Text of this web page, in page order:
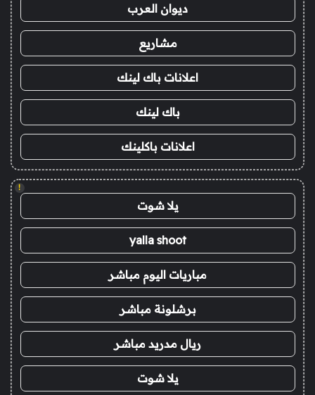
ديوان العرب
مشاريع
اعلانات باك لينك
باك لينك
اعلانات باكلينك
!
يلا شوت
yalla shoot
مباريات اليوم مباشر
برشلونة مباشر
ريال مدريد مباشر
يلا شوت